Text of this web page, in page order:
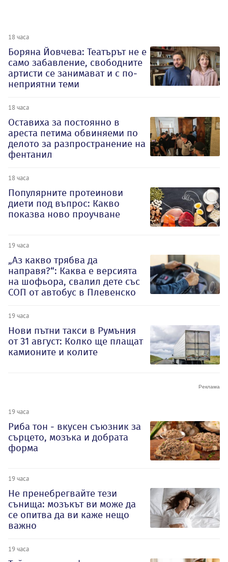
18 часа
Боряна Йовчева: Театърът не е
само забавление, свободните
артисти се занимават и с по-
неприятни теми
18 часа
Оставиха за постоянно в
ареста петима обвиняеми по
делото за разпространение на
фентанил
18 часа
Популярните протеинови
диети под въпрос: Какво
показва ново проучване
19 часа
„Аз какво трябва да
направя?“: Каква е версията
на шофьора, свалил дете със
СОП от автобус в Плевенско
19 часа
Нови пътни такси в Румъния
от 31 август: Колко ще плащат
камионите и колите
19 часа
Риба тон - вкусен съюзник за
сърцето, мозъка и добрата
форма
19 часа
Не пренебрегвайте тези
сънища: мозъкът ви може да
се опитва да ви каже нещо
важно
19 часа